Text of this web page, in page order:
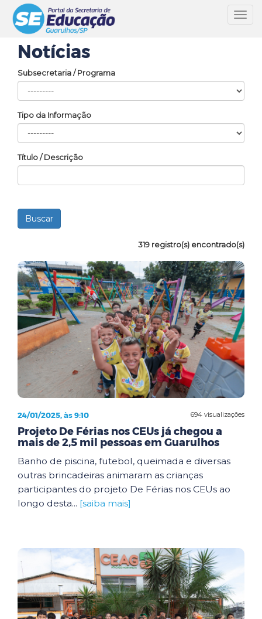
Notícias
Subsecretaria / Programa
Tipo da Informação
Título / Descrição
319 registro(s) encontrado(s)
694 visualizações
24/01/2025, às 9:10
Projeto De Férias nos CEUs já chegou a
mais de 2,5 mil pessoas em Guarulhos
Banho de piscina, futebol, queimada e diversas
outras brincadeiras animaram as crianças
participantes do projeto De Férias nos CEUs ao
longo desta... [saiba mais]